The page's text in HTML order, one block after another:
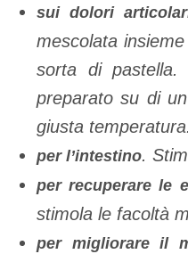
sui dolori
mescolata
sorta di
preparato su di
giusta
per l’intestino.
per recuperare le
stimola le facoltà
per migliorare il